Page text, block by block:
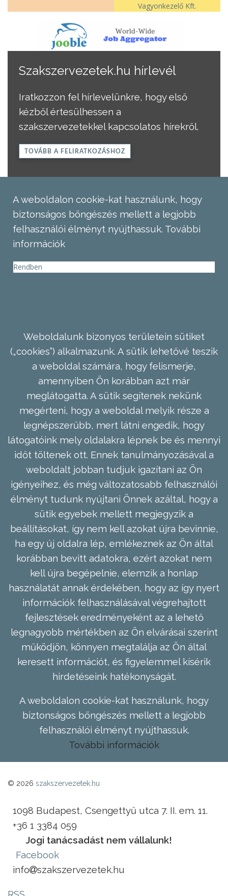
Vagyonkezelő Kft.
Szakszervezetek.hu hírlevél
Iratkozzon fel hírlevelünkre, hogy első
kézből értesülhessen a
szakszervezetekkel kapcsolatos hírekről.
TOVÁBB A FELIRATKOZÁSHOZ
A weboldalon cookie-kat használunk, hogy
biztonságos böngészés mellett a legjobb
felhasználói élményt nyújthassuk. További
információk
Rendben
Weboldalunk bizonyos területein sütiket
(„cookies”) alkalmazunk. A sütik lehetővé teszik
a weboldal számára, hogy felismerje,
amennyiben Ön korábban azt már
meglátogatta. A sütik segítenek nekünk
megérteni, hogy a weboldal melyik része a
legnépszerűbb, mert látni engedik, hogy
látogatóink mely oldalakra lépnek be és mennyi
időt töltenek ott. Ennek tanulmányozásával a
weboldalt jobban tudjuk igazítani az Ön
igényeihez, és még változatosabb felhasználói
élményt tudunk nyújtani Önnek azáltal, hogy a
sütik egyebek mellett megjegyzik a
beállításokat, így nem kell azokat újra bevinnie,
ha egy új oldalra lép, emlékeznek az Ön által
korábban bevitt adatokra, ezért azokat nem
kell újra begépelnie, elemzik a honlap
használatát annak érdekében, hogy az így nyert
információk felhasználásával végrehajtott
fejlesztések eredményeként az a lehető
legnagyobb mértékben az Ön elvárásai szerint
működjön, könnyen megtalálja az Ön által
keresett információt, és figyelemmel kísérik
hirdetéseink hatékonyságát.
A weboldalon cookie-kat használunk, hogy
biztonságos böngészés mellett a legjobb
felhasználói élményt nyújthassuk.
További információk
© 2026 szakszervezetek.hu
1098 Budapest, Csengettyű utca 7. II. em. 11.
+36 1 3384 059
Jogi tanácsadást nem vállalunk!
Facebook
info
szakszervezetek.hu